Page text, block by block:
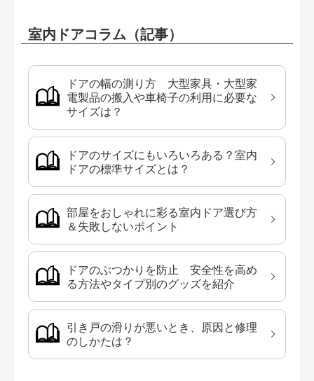
室内ドアコラム（記事）
ドアの幅の測り方 大型家具・大型家
電製品の搬入や車椅子の利用に必要な
サイズは？
ドアのサイズにもいろいろある？室内
ドアの標準サイズとは？
部屋をおしゃれに彩る室内ドア選び方
＆失敗しないポイント
ドアのぶつかりを防止 安全性を高め
る方法やタイプ別のグッズを紹介
引き戸の滑りが悪いとき、原因と修理
のしかたは？